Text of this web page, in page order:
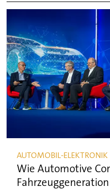
AUTOMOBIL-
Wie Automotive